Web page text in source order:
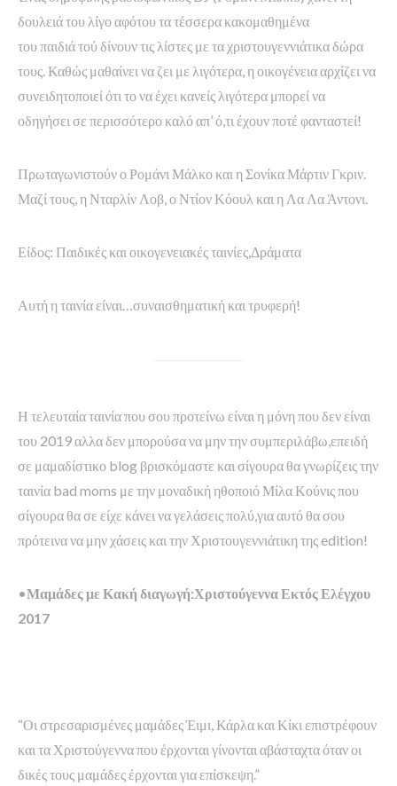
δουλειά του λίγο αφότου τα τέσσερα κακομαθημένα
του παιδιά τού δίνουν τις λίστες με τα χριστουγεννιάτικα δώρα
τους. Καθώς μαθαίνει να ζει με λιγότερα, η οικογένεια αρχίζει να
συνειδητοποιεί ότι το να έχει κανείς λιγότερα μπορεί να
οδηγήσει σε περισσότερο καλό απ’ ό,τι έχουν ποτέ φανταστεί!
Πρωταγωνιστούν ο Ρομάνι Μάλκο και η Σονίκα Μάρτιν Γκριν.
Μαζί τους, η Νταρλίν Λοβ, ο Ντίον Κόουλ και η Λα Λα Άντονι.
Είδος: Παιδικές και οικογενειακές ταινίες,Δράματα
Αυτή η ταινία είναι…συναισθηματική και τρυφερή!
Η τελευταία ταινία που σου προτείνω είναι η μόνη που δεν είναι
του 2019 αλλα δεν μπορούσα να μην την συμπεριλάβω,επειδή
σε μαμαδίστικο blog βρισκόμαστε και σίγουρα θα γνωρίζεις την
ταινία bad moms με την μοναδική ηθοποιό Μίλα Κούνις που
σίγουρα θα σε είχε κάνει να γελάσεις πολύ,για αυτό θα σου
πρότεινα να μην χάσεις και την Χριστουγεννιάτικη της edition!
•Μαμάδες με Κακή διαγωγή:Χριστούγεννα Εκτός Ελέγχου
2017
“Οι στρεσαρισμένες μαμάδες Έιμι, Κάρλα και Κίκι επιστρέφουν
και τα Χριστούγεννα που έρχονται γίνονται αβάσταχτα όταν οι
δικές τους μαμάδες έρχονται για επίσκεψη.”